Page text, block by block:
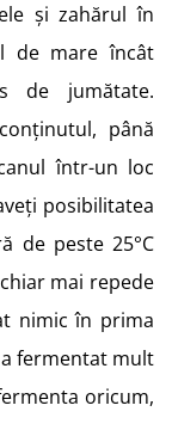
și zahărul în
de mare încât
de jumătate.
până
într-un loc
posibilitatea
de peste 25°C
mai repede
nimic în prima
fermentat mult
oricum,